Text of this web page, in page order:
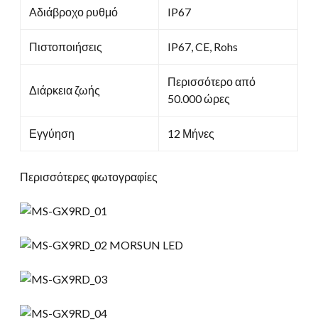
Αδιάβροχο ρυθμό IP67
Πιστοποιήσεις IP67, CE, Rohs
Διάρκεια ζωής
Περισσότερο από
50.000 ώρες
Εγγύηση 12 Μήνες
Περισσότερες φωτογραφίες